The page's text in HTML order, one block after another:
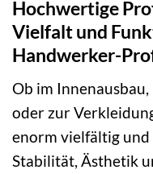
Hochwertige
Vielfalt und
Handwerker-
Ob im
oder zur
enorm vielfältig
Stabilität, Ästhetik